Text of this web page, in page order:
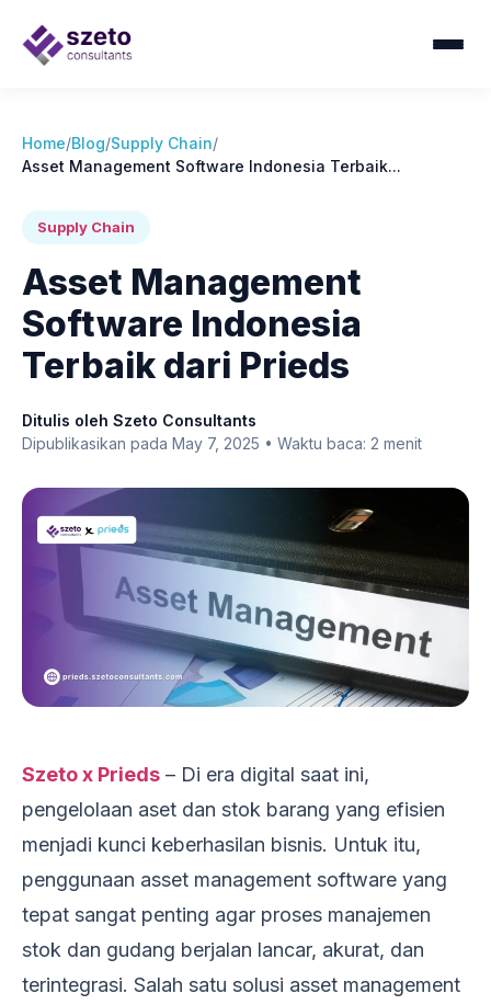
Home/Blog/Supply Chain/
Asset Management Software Indonesia Terbaik...
Supply Chain
Asset Management
Software Indonesia
Terbaik dari Prieds
Ditulis oleh Szeto Consultants
Dipublikasikan pada May 7, 2025 • Waktu baca: 2 menit
Szeto x Prieds – Di era digital saat ini,
pengelolaan aset dan stok barang yang efisien
menjadi kunci keberhasilan bisnis. Untuk itu,
penggunaan asset management software yang
tepat sangat penting agar proses manajemen
stok dan gudang berjalan lancar, akurat, dan
terintegrasi. Salah satu solusi asset management